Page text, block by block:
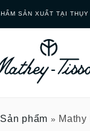
GIAO HÀNG NHANH
Sản phẩm » Mathy